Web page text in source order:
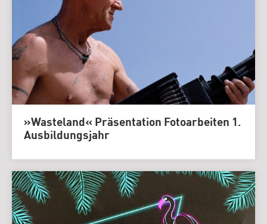
»Wasteland« Präsentation Fotoarbeiten 1.
Ausbildungsjahr